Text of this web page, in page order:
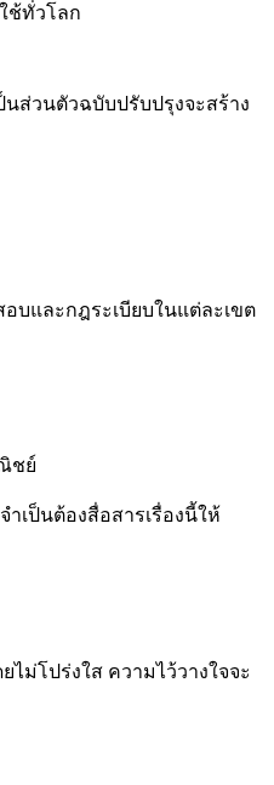
ช้ทั่วโลก
นส่วนตัวฉบับปรับปรุงจะสร้าง
บและกฎระเบียบในแต่ละเขต
ชย์
เป็นต้องสื่อสารเรื่องนี้ให้
ม่โปร่งใส ความไว้วางใจจะ